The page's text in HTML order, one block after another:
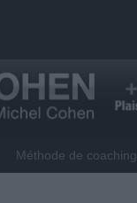
Méthode de coaching